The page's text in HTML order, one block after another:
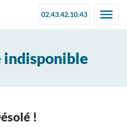
02.43.42.10.43
indisponible
!